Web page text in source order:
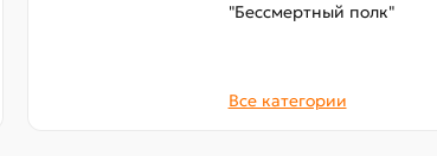
"Бессмертный полк"
Все категории